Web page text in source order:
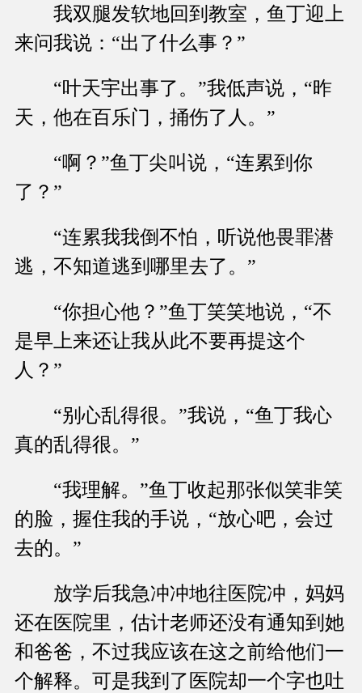
我双腿发软地回到教室，鱼丁迎上
来问我说：“出了什么事？”
“叶天宇出事了。”我低声说，“昨
天，他在百乐门，捅伤了人。”
“啊？”鱼丁尖叫说，“连累到你
了？”
“连累我我倒不怕，听说他畏罪潜
逃，不知道逃到哪里去了。”
“你担心他？”鱼丁笑笑地说，“不
是早上来还让我从此不要再提这个
人？”
“别心乱得很。”我说，“鱼丁我心
真的乱得很。”
“我理解。”鱼丁收起那张似笑非笑
的脸，握住我的手说，“放心吧，会过
去的。”
放学后我急冲冲地往医院冲，妈妈
还在医院里，估计老师还没有通知到她
和爸爸，不过我应该在这之前给他们一
个解释。可是我到了医院却一个字也吐